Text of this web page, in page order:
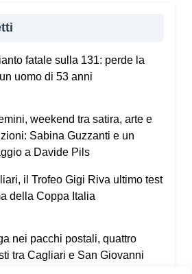
fatale sulla 131: perde la
uomo di 53 anni
weekend tra satira, arte e
Sabina Guzzanti e un
a Davide Pils
il Trofeo Gigi Riva ultimo test
della Coppa Italia
nei pacchi postali, quattro
tra Cagliari e San Giovanni